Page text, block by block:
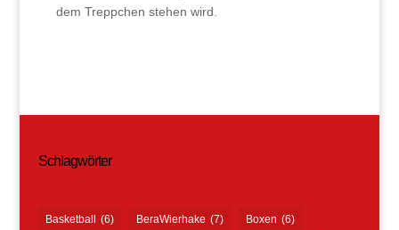
dem Treppchen stehen wird.
Schlagwörter
Basketball (6) BeraWierhake (7) Boxen (6)